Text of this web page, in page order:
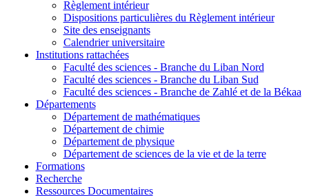
Règlement intérieur
Dispositions particulières du Règlement intérieur
Site des enseignants
Calendrier universitaire
Institutions rattachées
Faculté des sciences - Branche du Liban Nord
Faculté des sciences - Branche du Liban Sud
Faculté des sciences - Branche de Zahlé et de la Békaa
Départements
Département de mathématiques
Département de chimie
Département de physique
Département de sciences de la vie et de la terre
Formations
Recherche
Ressources Documentaires